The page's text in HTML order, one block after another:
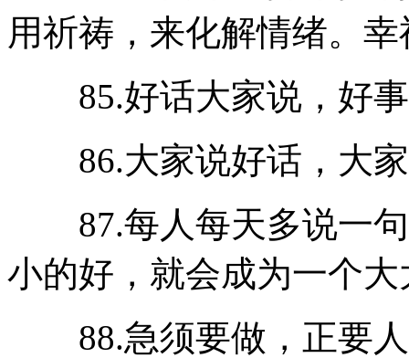
用祈祷，来化解情绪。
85.好话大家说，好事
86.大家说好话，大家
87.每人每天多说一句
小的好，就会成为一个
88.急须要做，正要人